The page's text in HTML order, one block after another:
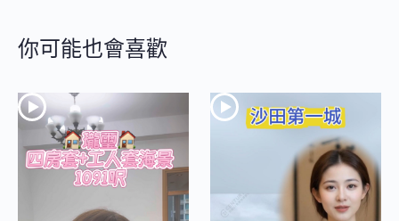
你可能也會喜歡